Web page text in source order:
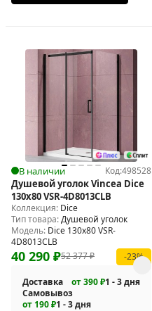
В наличии Код:498528
Душевой уголок Vincea Dice
130x80 VSR-4D8013CLB
Коллекция: Dice
Тип товара:Душевой уголок
Модель: Dice 130x80 VSR-
4D8013CLB
52 377₽
40 290 ₽ -23%
Доставка от 390 ₽1 - 3 дня
Самовывоз
от 190 ₽1 - 3 дня